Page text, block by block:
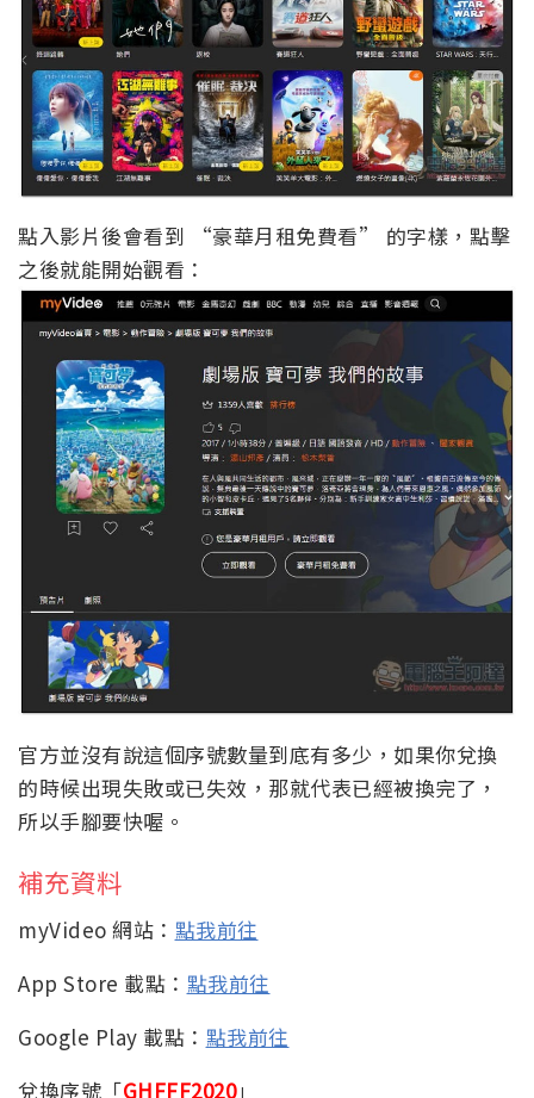
點入影片後會看到 “豪華月租免費看” 的字樣，點擊
之後就能開始觀看：
官方並沒有說這個序號數量到底有多少，如果你兌換
的時候出現失敗或已失效，那就代表已經被換完了，
所以手腳要快喔。
補充資料
myVideo 網站： 點我前往
App Store 載點： 點我前往
Google Play 載點： 點我前往
兌換序號「GHFFF2020」